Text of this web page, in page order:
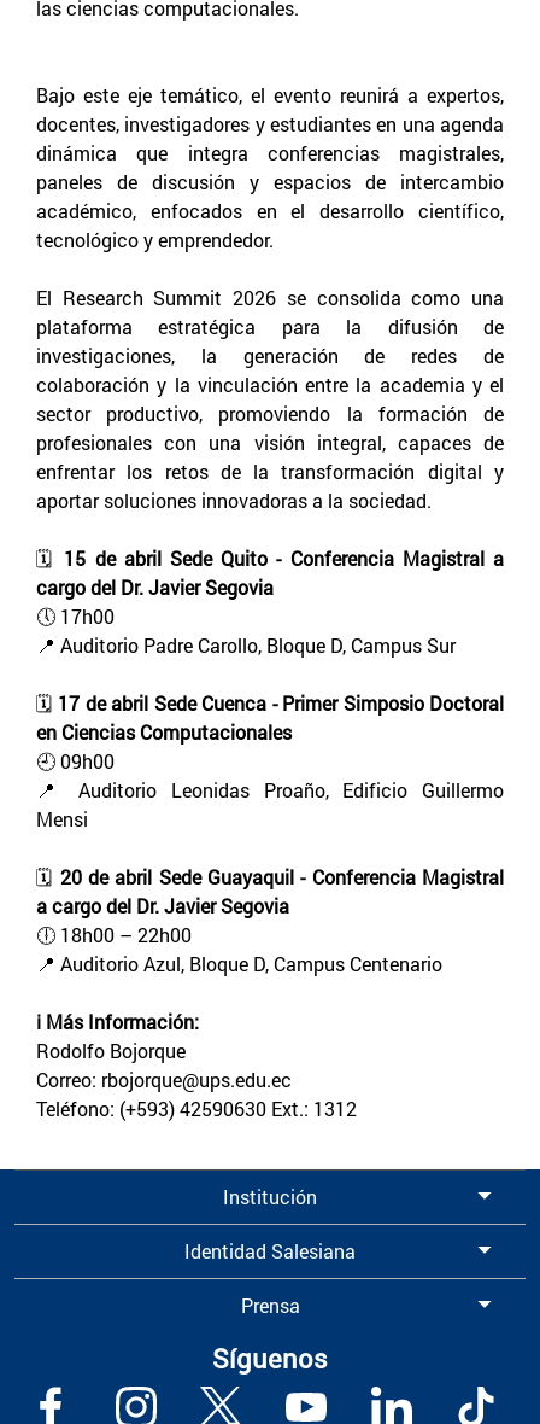
las ciencias computacionales.
Bajo este eje temático, el evento reunirá a expertos,
docentes, investigadores y estudiantes en una agenda
dinámica que integra conferencias magistrales,
paneles de discusión y espacios de intercambio
académico, enfocados en el desarrollo científico,
tecnológico y emprendedor.
El Research Summit 2026 se consolida como una
plataforma estratégica para la difusión de
investigaciones, la generación de redes de
colaboración y la vinculación entre la academia y el
sector productivo, promoviendo la formación de
profesionales con una visión integral, capaces de
enfrentar los retos de la transformación digital y
aportar soluciones innovadoras a la sociedad.
🗓️ 15 de abril Sede Quito - Conferencia Magistral a
cargo del Dr. Javier Segovia
🕔 17h00
📍 Auditorio Padre Carollo, Bloque D, Campus Sur
🗓️ 17 de abril Sede Cuenca - Primer Simposio Doctoral
en Ciencias Computacionales
🕘 09h00
📍 Auditorio Leonidas Proaño, Edificio Guillermo
Mensi
🗓️ 20 de abril Sede Guayaquil - Conferencia Magistral
a cargo del Dr. Javier Segovia
🕕 18h00 – 22h00
📍 Auditorio Azul, Bloque D, Campus Centenario
ℹ️ Más Información:
Rodolfo Bojorque
Correo: rbojorque@ups.edu.ec
Teléfono: (+593) 42590630 Ext.: 1312
Institución
Identidad Salesiana
Prensa
Síguenos